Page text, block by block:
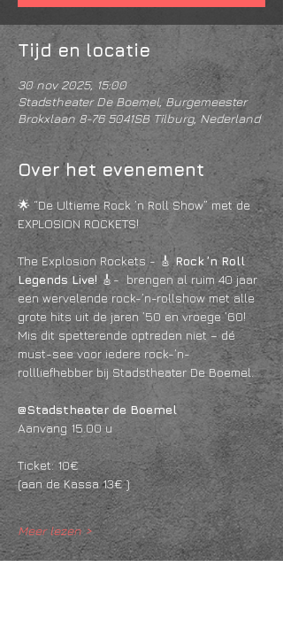
Tijd en locatie
30 nov 2025, 15:00
Stadstheater De Boemel, Burgemeester
Brokxlaan 8-76 5041SB Tilburg, Nederland
Over het evenement
🌟 “De Ultieme Rock ’n Roll Show” met de
EXPLOSION ROCKETS!
The Explosion Rockets - 🎸 Rock ’n Roll
Legends Live! 🎸-  brengen al ruim 40 jaar
een wervelende rock-’n-rollshow met alle
grote hits uit de jaren ’50 en vroege ’60!
Mis dit spetterende optreden niet – dé
must-see voor iedere rock-’n-
rollliefhebber bij Stadstheater De Boemel.
@Stadstheater de Boemel
Aanvang 15.00 u
Ticket: 10€
(aan de Kassa 13€ )
Meer lezen >